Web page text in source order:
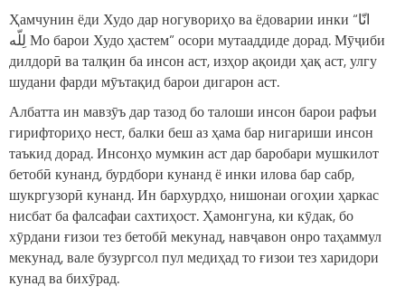
Ҳамчунин ёди Худо дар ногувориҳо ва ёдоварии инки “انّا
لِلّه Мо барои Худо ҳастем” осори мутааддиде дорад. Мӯҷиби
дилдорӣ ва талқин ба инсон аст, изҳор ақоиди ҳақ аст, улгу
шудани фарди мӯътақид барои дигарон аст.
Албатта ин мавзӯъ дар тазод бо талоши инсон барои рафъи
гирифториҳо нест, балки беш аз ҳама бар нигариши инсон
таъкид дорад. Инсонҳо мумкин аст дар баробари мушкилот
бетобӣ кунанд, бурдбори кунанд ё инки илова бар сабр,
шукргузорӣ кунанд. Ин бархурдҳо, нишонаи огоҳии ҳаркас
нисбат ба фалсафаи сахтиҳост. Ҳамонгуна, ки кӯдак, бо
хӯрдани ғизои тез бетобӣ мекунад, навҷавон онро таҳаммул
мекунад, вале бузургсол пул медиҳад то ғизои тез харидори
кунад ва бихӯрад.